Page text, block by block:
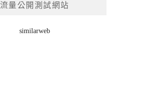
流量公開測試網站
similarweb